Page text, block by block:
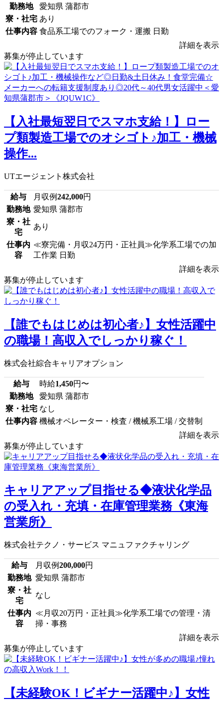
勤務地
愛知県 蒲郡市
寮・社宅 あり
仕事内容 食品系工場でのフォーク・運搬 日勤
詳細を表示
募集が停止しています
【入社最短翌日でスマホ支給！】ロー
プ類製造工場でのオシゴト♪加工・機械
操作...
UTエージェント株式会社
給与 月収例242,000円
勤務地 愛知県 蒲郡市
寮・社
宅
あり
仕事内
容
≪寮完備・月収24万円・正社員≫化学系工場での加
工作業 日勤
詳細を表示
募集が停止しています
【誰でもはじめは初心者♪】女性活躍中
の職場！高収入でしっかり稼ぐ！
株式会社綜合キャリアオプション
給与 時給1,450円〜
勤務地
愛知県 蒲郡市
寮・社宅 なし
仕事内容 機械オペレーター・検査 / 機械系工場 / 交替制
詳細を表示
募集が停止しています
キャリアアップ目指せる◆液状化学品
の受入れ・充填・在庫管理業務《東海
営業所》
株式会社テクノ・サービス マニュファクチャリング
給与 月収例200,000円
勤務地 愛知県 蒲郡市
寮・社
宅
なし
仕事内
容
≪月収20万円・正社員≫化学系工場での管理・清
掃・事務
詳細を表示
募集が停止しています
【未経験OK！ビギナー活躍中♪】女性